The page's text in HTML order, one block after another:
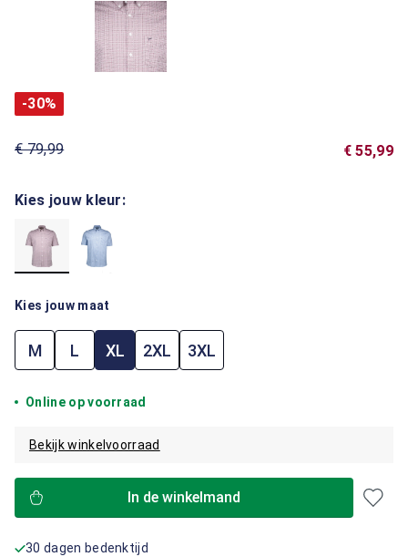
-30%
€ 79,99 € 55,99
Kies jouw kleur:
Kies jouw maat
M L XL 2XL 3XL
Online op voorraad
Bekijk winkelvoorraad
In de winkelmand
30 dagen bedenktijd